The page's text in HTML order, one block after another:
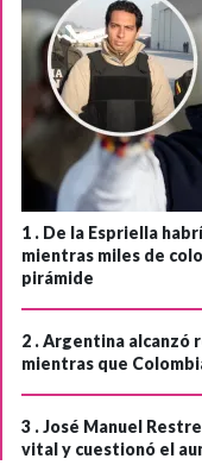
1 . De la Espriella
mientras miles de
pirámide
2 .Argentina alcanzó
mientras que
3 .José Manuel
vital y cuestionó el